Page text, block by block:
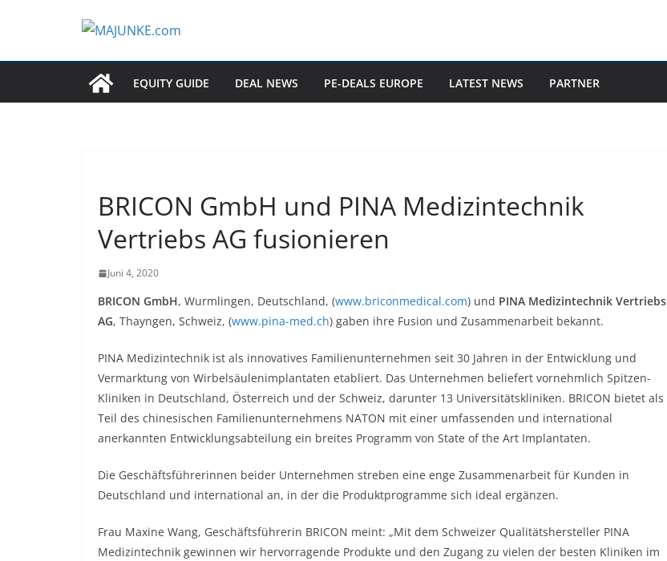
EQUITY GUIDE DEAL NEWS PE-DEALS EUROPE LATEST NEWS PARTNER
BRICON GmbH und PINA Medizintechnik
Vertriebs AG fusionieren
Juni 4, 2020
BRICON GmbH, Wurmlingen, Deutschland, (www.briconmedical.com) und PINA Medizintechnik Vertriebs
AG, Thayngen, Schweiz, (www.pina-med.ch) gaben ihre Fusion und Zusammenarbeit bekannt.
PINA Medizintechnik ist als innovatives Familienunternehmen seit 30 Jahren in der Entwicklung und
Vermarktung von Wirbelsäulenimplantaten etabliert. Das Unternehmen beliefert vornehmlich Spitzen-
Kliniken in Deutschland, Österreich und der Schweiz, darunter 13 Universitätskliniken. BRICON bietet als
Teil des chinesischen Familienunternehmens NATON mit einer umfassenden und international
anerkannten Entwicklungsabteilung ein breites Programm von State of the Art Implantaten.
Die Geschäftsführerinnen beider Unternehmen streben eine enge Zusammenarbeit für Kunden in
Deutschland und international an, in der die Produktprogramme sich ideal ergänzen.
Frau Maxine Wang, Geschäftsführerin BRICON meint: „Mit dem Schweizer Qualitätshersteller PINA
Medizintechnik gewinnen wir hervorragende Produkte und den Zugang zu vielen der besten Kliniken im